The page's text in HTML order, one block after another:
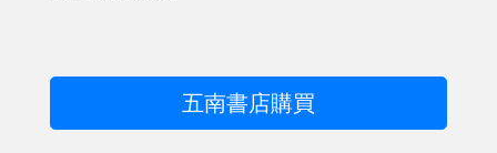
五南書店購買